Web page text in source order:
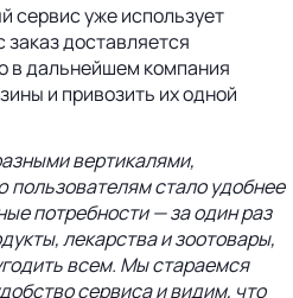
сервис уже использует
доставляется
в дальнейшем компания
и привозить их одной
вертикалями,
пользователям стало удобнее
потребности — за один раз
лекарства и зоотовары,
всем. Мы стараемся
сервиса и видим, что